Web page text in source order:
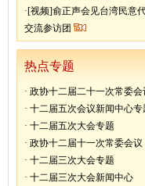
·[视频]俞正声会见台湾民意
交流参访团
热点专题
·政协十二届二十一次常委会
·十二届五次会议新闻中心专
·十二届五次大会专题
·政协十二届十一次常委会议
·十二届三次大会专题
·十二届三次大会新闻中心